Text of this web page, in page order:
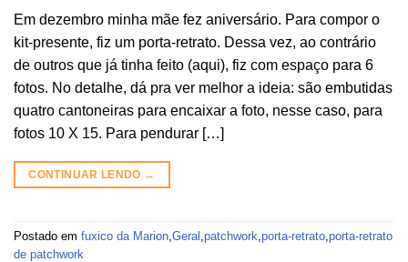
Em dezembro minha mãe fez aniversário. Para compor o
kit-presente, fiz um porta-retrato. Dessa vez, ao contrário
de outros que já tinha feito (aqui), fiz com espaço para 6
fotos. No detalhe, dá pra ver melhor a ideia: são embutidas
quatro cantoneiras para encaixar a foto, nesse caso, para
fotos 10 X 15. Para pendurar […]
CONTINUAR LENDO →
Postado em fuxico da Marion Geral patchwork porta-retrato porta-retrato
de patchwork